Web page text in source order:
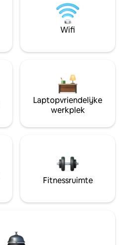
Wifi
Laptopvriendelijke
werkplek
Fitnessruimte